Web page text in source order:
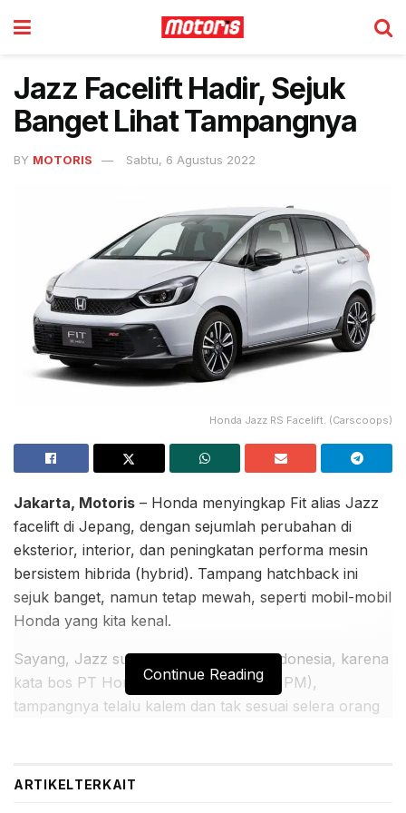
Jazz Facelift Hadir, Sejuk
Banget Lihat Tampangnya
BY MOTORIS Sabtu, 6 Agustus 2022
Honda Jazz RS Facelift. (Carscoops)
Jakarta, Motoris – Honda menyingkap Fit alias Jazz
facelift di Jepang, dengan sejumlah perubahan di
eksterior, interior, dan peningkatan performa mesin
bersistem hibrida (hybrid). Tampang hatchback ini
sejuk banget, namun tetap mewah, seperti mobil-mobil
Honda yang kita kenal.
Sayang, Jazz sudah tak dijual lagi di Indonesia, karena
kata bos PT Honda Prospect Motor (HPM),
tampangnya telalu kalem dan tak sesuai selera orang
malah lebih berkelas. Nggak percaya??? Silakan lihat
Continue Reading
ARTIKELTERKAIT